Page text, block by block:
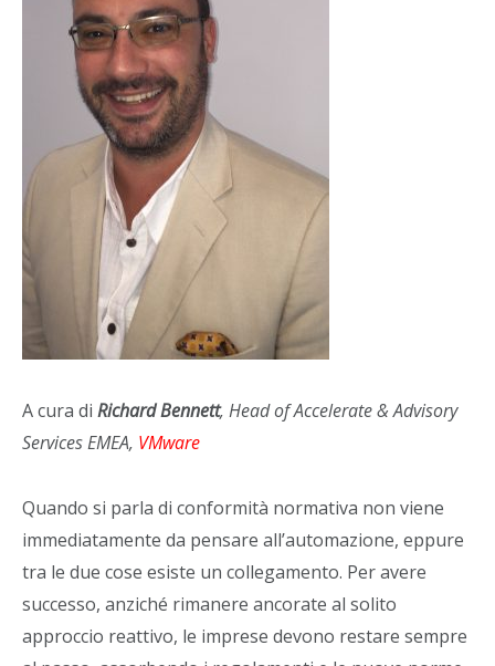
A cura di Richard Bennett, Head of Accelerate & Advisory
Services EMEA, VMware
Quando si parla di conformità normativa non viene
immediatamente da pensare all’automazione, eppure
tra le due cose esiste un collegamento. Per avere
successo, anziché rimanere ancorate al solito
approccio reattivo, le imprese devono restare sempre